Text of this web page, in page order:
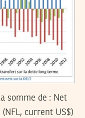
somme de : Net
current US$)